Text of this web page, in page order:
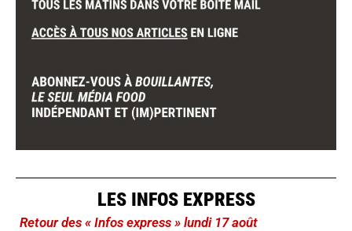
LES INFOS EXPRESS
Retour des « Infos express » lundi 17 août